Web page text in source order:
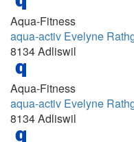
19:00 Uhr
09:00 - 10:00
19:00
09:00 - 12:00
Aqua-Fitness
aqua-activ Evelyne
8134 Adliswil
Aqua-Fitness
aqua-activ Evelyne
8134 Adliswil